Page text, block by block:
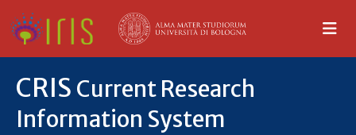
CRIS Current Research
Information System